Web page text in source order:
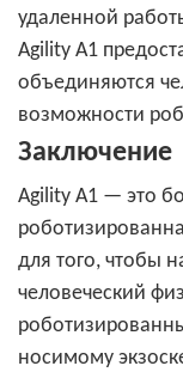
удаленной
Agility A1
объединяются
возможности
Заключение
Agility A1 — это
для того, чтобы
человеческий
носимому